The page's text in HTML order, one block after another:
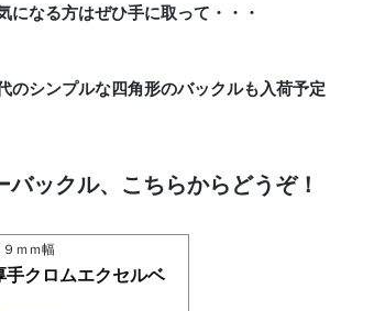
になる方はぜひ手に取って・・・
のシンプルな四角形のバックルも入荷予定
ックル、こちらからどうぞ！
ｍｍ幅
クロムエクセルベ